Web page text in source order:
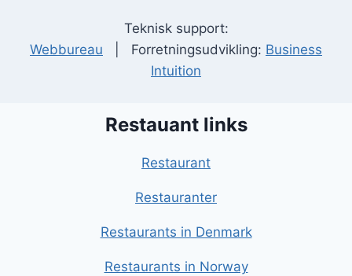
Teknisk support:
Webbureau | Forretningsudvikling: Business
Intuition
Restauant links
Restaurant
Restauranter
Restaurants in Denmark
Restaurants in Norway